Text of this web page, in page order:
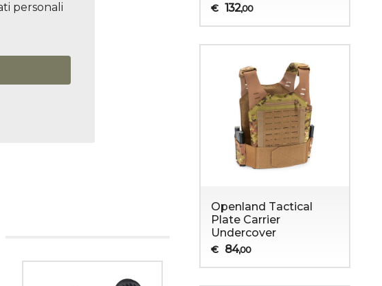
personali
€ 132,00
Openland Tactical
Plate Carrier
Undercover
€ 84,00